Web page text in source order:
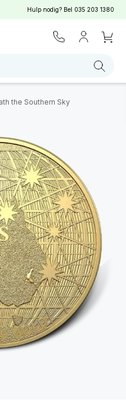
Hulp nodig? Bel 035 203 1380
the Southern Sky